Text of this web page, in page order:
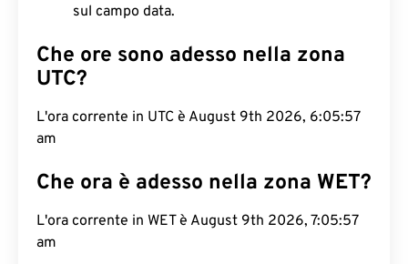
sul campo data.
Che ore sono adesso nella zona
UTC?
L'ora corrente in UTC è August 9th 2026, 6:05:58
am
Che ora è adesso nella zona WET?
L'ora corrente in WET è August 9th 2026, 7:05:58
am